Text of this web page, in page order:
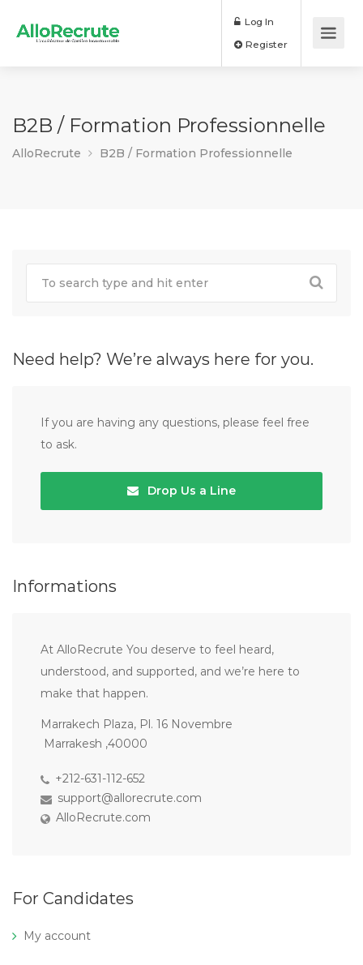
Log In
B2B / Formation Professionnelle
AlloRecrute B2B / Formation Professionnelle
Need help? We’re always here for you.
If you are having any questions, please feel free
to ask.
Drop Us a Line
Informations
At AlloRecrute You deserve to feel heard,
understood, and supported, and we’re here to
make that happen.
Marrakech Plaza, Pl. 16 Novembre
Marrakesh ,40000
+212-631-112-652
support@allorecrute.com
AlloRecrute.com
For Candidates
My account